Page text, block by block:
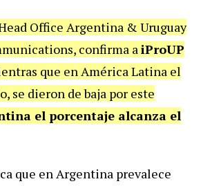
Office Argentina & Uruguay
confirma aiProUP
que en América Latina el
se dieron de baja por este
el porcentaje alcanza el
que en Argentina prevalece